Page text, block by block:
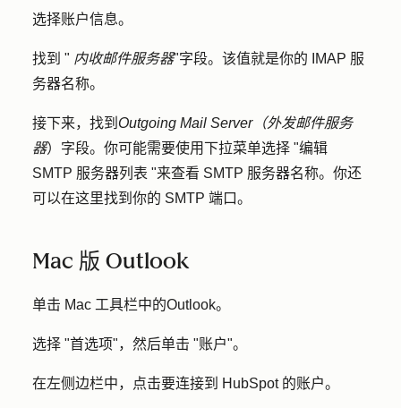
选择账户信息。
找到 " 内收邮件服务器"字段。该值就是你的 IMAP 服
务器名称。
接下来，找到 Outgoing Mail Server（外发邮件服务
器）字段。你可能需要使用下拉菜单选择 "编辑
SMTP 服务器列表 "来查看 SMTP 服务器名称。你还
可以在这里找到你的 SMTP 端口。
Mac 版 Outlook
单击 Mac 工具栏中的Outlook。
选择 "首选项"，然后单击 "账户"。
在左侧边栏中，点击要连接到 HubSpot 的账户。